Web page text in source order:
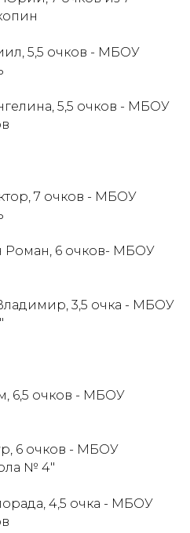
5,5 очков - МБОУ
5,5 очков - МБОУ
7 очков - МБОУ
Роман, 6 очков- МБОУ
3,5 очка - МБОУ
6,5 очков - МБОУ
6 очков - МБОУ
№ 4"
4,5 очка - МБОУ